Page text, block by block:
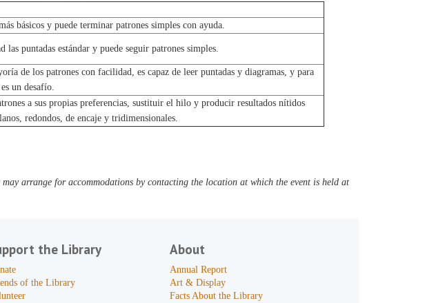
básicos y puede terminar patrones simples con ayuda.
puntadas estándar y puede seguir patrones simples.
de los patrones con facilidad, es capaz de leer puntadas y diagramas, y para
un desafío.
a sus propias preferencias, sustituir el hilo y producir resultados nítidos
redondos, de encaje y tridimensionales.
arrange for accommodations by contacting the location at which the event is held at
the Library
of the Library
About
Annual Report
Art & Display
Facts About the Library